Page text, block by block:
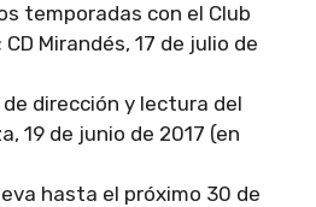
temporadas con el Club
Mirandés, 17 de julio de
dirección y lectura del
19 de junio de 2017 (en
hasta el próximo 30 de